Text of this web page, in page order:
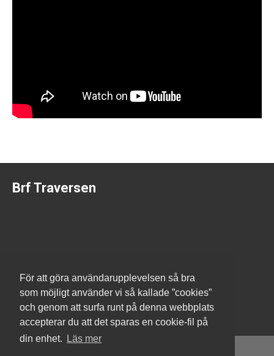
För att göra användarupplevelsen så bra
som möjligt använder vi så kallade ”cookies”
och genom att surfa runt på denna webbplats
accepterar du att det sparas en cookie-fil på
din enhet.
Läs mer
Brf Traversen
www.peabbostad.se